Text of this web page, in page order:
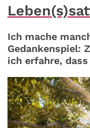
Ich mache
Gedankenspiel:
ich erfahre,